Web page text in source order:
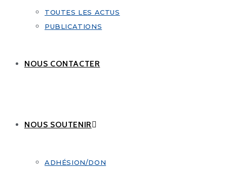
TOUTES LES ACTUS
PUBLICATIONS
NOUS CONTACTER
NOUS SOUTENIR
ADHÉSION/DON